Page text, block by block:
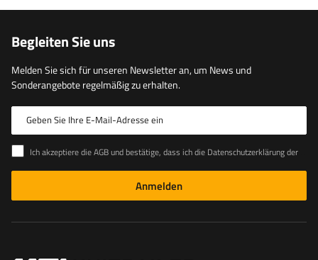
Begleiten Sie uns
Melden Sie sich für unseren Newsletter an, um News und
Sonderangebote regelmäßig zu erhalten.
Geben Sie Ihre E-Mail-Adresse ein
Ich akzeptiere die AGB und bestätige, dass ich die Datenschutzerklärung der Website zur Kenntnis genommen habe
Anmelden